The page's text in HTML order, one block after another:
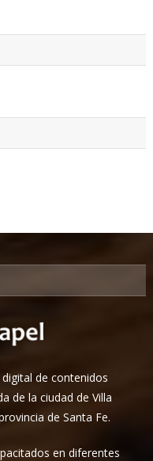
de contenidos
de la ciudad de Villa
de Santa Fe.
en diferentes